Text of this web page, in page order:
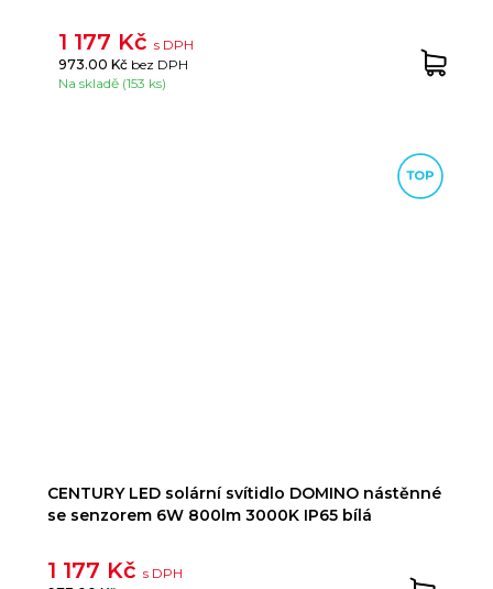
1 177 Kčs DPH
973.00 Kč bez DPH
Na skladě (153 ks)
CENTURY LED solární svítidlo DOMINO nástěnné
se senzorem 6W 800lm 3000K IP65 bílá
1 177 Kčs DPH